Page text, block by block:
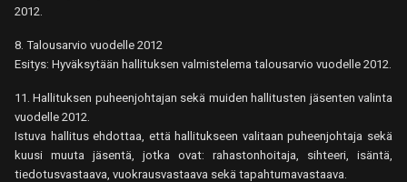
2012.
8. Talousarvio vuodelle 2012
Esitys: Hyväksytään hallituksen valmistelema talousarvio vuodelle 2012.
11. Hallituksen puheenjohtajan sekä muiden hallitusten jäsenten valinta
vuodelle 2012.
Istuva hallitus ehdottaa, että hallitukseen valitaan puheenjohtaja sekä
kuusi muuta jäsentä, jotka ovat: rahastonhoitaja, sihteeri, isäntä,
tiedotusvastaava, vuokrausvastaava sekä tapahtumavastaava.